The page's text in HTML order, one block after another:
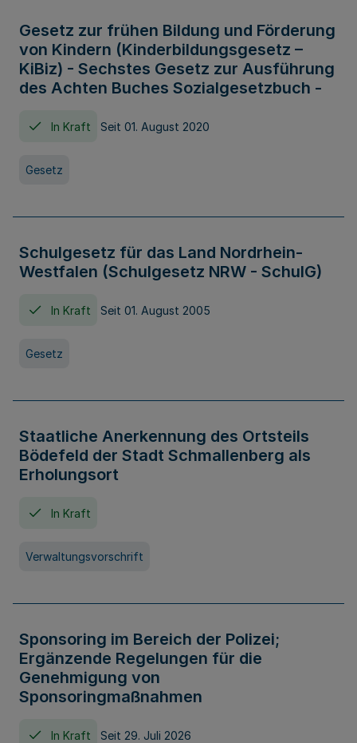
Gesetz zur frühen Bildung und Förderung
von Kindern (Kinderbildungsgesetz –
KiBiz) - Sechstes Gesetz zur Ausführung
des Achten Buches Sozialgesetzbuch -
In Kraft Seit 01. August 2020
Gesetz
Schulgesetz für das Land Nordrhein-
Westfalen (Schulgesetz NRW - SchulG)
In Kraft Seit 01. August 2005
Gesetz
Staatliche Anerkennung des Ortsteils
Bödefeld der Stadt Schmallenberg als
Erholungsort
In Kraft
Verwaltungsvorschrift
Sponsoring im Bereich der Polizei;
Ergänzende Regelungen für die
Genehmigung von
Sponsoringmaßnahmen
In Kraft Seit 29. Juli 2026